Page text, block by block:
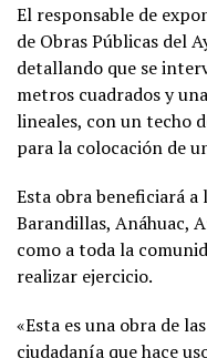
El responsable de
de Obras Públicas del
detallando que se
metros cuadrados y
lineales, con un techo
para la colocación de
Esta obra beneficiará
Barandillas, Anáhuac,
como a toda la
realizar ejercicio.
«Esta es una obra de
ciudadanía que hace